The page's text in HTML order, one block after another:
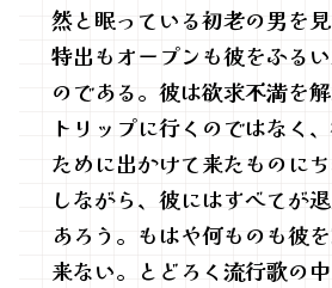
然と眠っている初老の男を
特出もオープンも彼をふる
のである。彼は欲求不満を
トリップに行くのではなく
ために出かけて来たものに
しながら、彼にはすべてが
あろう。もはや何ものも彼
来ない。とどろく流行歌の